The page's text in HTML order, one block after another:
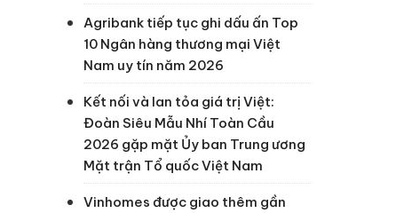
Agribank tiếp tục ghi dấu ấn Top
10 Ngân hàng thương mại Việt
Nam uy tín năm 2026
Kết nối và lan tỏa giá trị Việt:
Đoàn Siêu Mẫu Nhí Toàn Cầu
2026 gặp mặt Ủy ban Trung ương
Mặt trận Tổ quốc Việt Nam
Vinhomes được giao thêm gần